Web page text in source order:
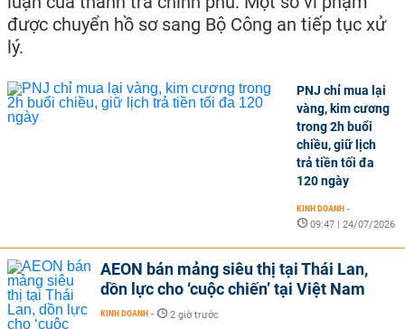
được chuyển hồ sơ sang Bộ Công an tiếp tục xử
lý.
PNJ chỉ mua lại
vàng, kim cương
trong 2h buổi
chiều, giữ lịch
trả tiền tối đa
120 ngày
KINH DOANH -
09:47 | 24/07/2026
AEON bán mảng siêu thị tại Thái Lan,
dồn lực cho ‘cuộc chiến’ tại Việt Nam
KINH DOANH - 2 giờ trước